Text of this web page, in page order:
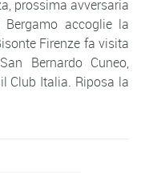
prossima avversaria
accoglie la
Firenze fa visita
Bernardo Cuneo,
Club Italia. Riposa la